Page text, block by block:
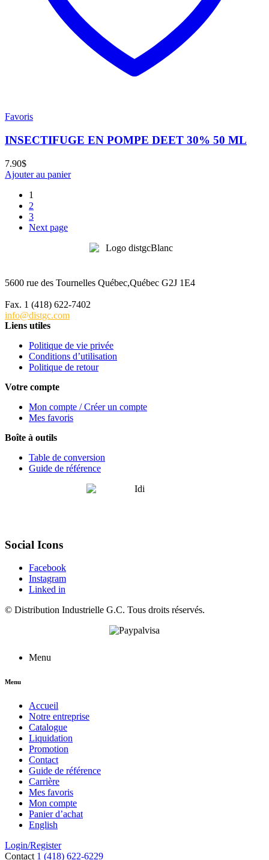
Favoris
INSECTIFUGE EN POMPE DEET 30% 50 ML
7.90$
Ajouter au panier
1
2
3
Next page
5600 rue des Tournelles Québec,Québec G2J 1E4
Fax. 1 (418) 622-7402
info@distgc.com
Liens utiles
Politique de vie privée
Conditions d’utilisation
Politique de retour
Votre compte
Mon compte / Créer un compte
Mes favoris
Boîte à outils
Table de conversion
Guide de référence
Social Icons
Facebook
Instagram
Linked in
© Distribution Industrielle G.C. Tous droits réservés.
Menu
Menu
Accueil
Notre entreprise
Catalogue
Liquidation
Promotion
Contact
Guide de référence
Carrière
Mes favoris
Mon compte
Panier d’achat
English
Login/Register
Contact 1 (418) 622-6229